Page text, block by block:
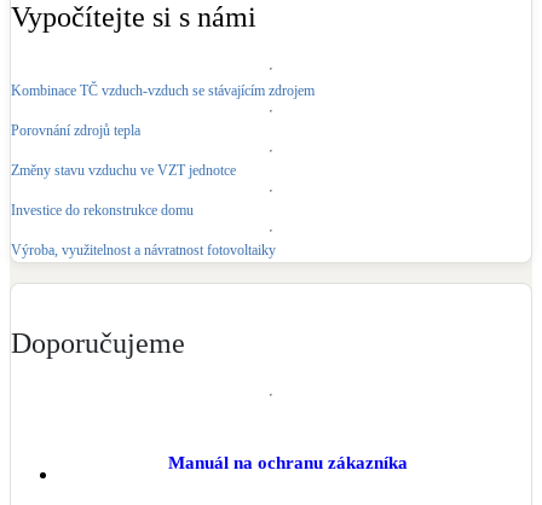
Vypočítejte si s námi
Kombinace TČ vzduch-vzduch se stávajícím zdrojem
Porovnání zdrojů tepla
Změny stavu vzduchu ve VZT jednotce
Investice do rekonstrukce domu
Výroba, využitelnost a návratnost fotovoltaiky
Doporučujeme
Manuál na ochranu zákazníka